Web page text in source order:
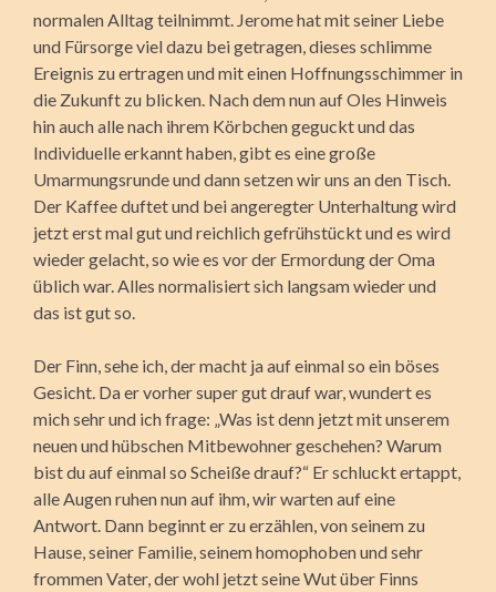
normalen Alltag teilnimmt. Jerome hat mit seiner Liebe
und Fürsorge viel dazu bei getragen, dieses schlimme
Ereignis zu ertragen und mit einen Hoffnungsschimmer in
die Zukunft zu blicken. Nach dem nun auf Oles Hinweis
hin auch alle nach ihrem Körbchen geguckt und das
Individuelle erkannt haben, gibt es eine große
Umarmungsrunde und dann setzen wir uns an den Tisch.
Der Kaffee duftet und bei angeregter Unterhaltung wird
jetzt erst mal gut und reichlich gefrühstückt und es wird
wieder gelacht, so wie es vor der Ermordung der Oma
üblich war. Alles normalisiert sich langsam wieder und
das ist gut so.
Der Finn, sehe ich, der macht ja auf einmal so ein böses
Gesicht. Da er vorher super gut drauf war, wundert es
mich sehr und ich frage: „Was ist denn jetzt mit unserem
neuen und hübschen Mitbewohner geschehen? Warum
bist du auf einmal so Scheiße drauf?“ Er schluckt ertappt,
alle Augen ruhen nun auf ihm, wir warten auf eine
Antwort. Dann beginnt er zu erzählen, von seinem zu
Hause, seiner Familie, seinem homophoben und sehr
frommen Vater, der wohl jetzt seine Wut über Finns